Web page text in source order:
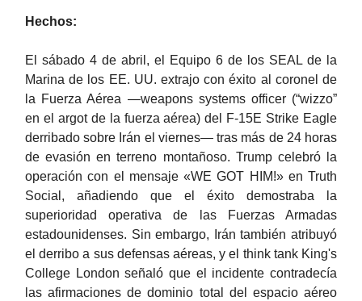
Hechos:
El sábado 4 de abril, el Equipo 6 de los SEAL de la
Marina de los EE. UU. extrajo con éxito al coronel de
la Fuerza Aérea —weapons systems officer (“wizzo”
en el argot de la fuerza aérea) del F-15E Strike Eagle
derribado sobre Irán el viernes— tras más de 24 horas
de evasión en terreno montañoso. Trump celebró la
operación con el mensaje «WE GOT HIM!» en Truth
Social, añadiendo que el éxito demostraba la
superioridad operativa de las Fuerzas Armadas
estadounidenses. Sin embargo, Irán también atribuyó
el derribo a sus defensas aéreas, y el think tank King's
College London señaló que el incidente contradecía
las afirmaciones de dominio total del espacio aéreo